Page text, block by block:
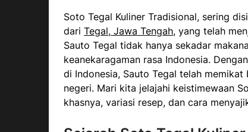
Soto Tegal Kuliner Tradisional, sering
dari Tegal, Jawa Tengah, yang telah
Sauto Tegal tidak hanya sekadar
keanekaragaman rasa Indonesia.
di Indonesia, Sauto Tegal telah
negeri. Mari kita jelajahi keistimewaan
khasnya, variasi resep, dan cara